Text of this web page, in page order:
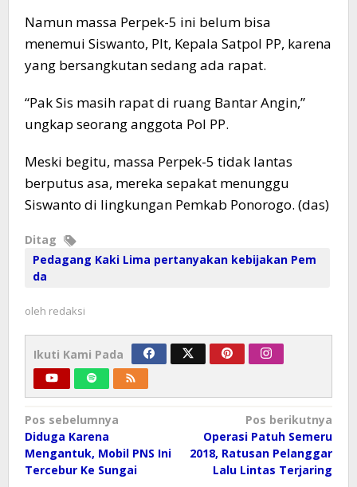
Namun massa Perpek-5 ini belum bisa
menemui Siswanto, Plt, Kepala Satpol PP, karena
yang bersangkutan sedang ada rapat.
“Pak Sis masih rapat di ruang Bantar Angin,”
ungkap seorang anggota Pol PP.
Meski begitu, massa Perpek-5 tidak lantas
berputus asa, mereka sepakat menunggu
Siswanto di lingkungan Pemkab Ponorogo. (das)
Ditag
Pedagang Kaki Lima pertanyakan kebijakan Pem
da
oleh redaksi
Ikuti Kami Pada
Navigasi
pos
Pos sebelumnya
Diduga Karena
Mengantuk, Mobil PNS Ini
Tercebur Ke Sungai
Pos berikutnya
Operasi Patuh Semeru
2018, Ratusan Pelanggar
Lalu Lintas Terjaring